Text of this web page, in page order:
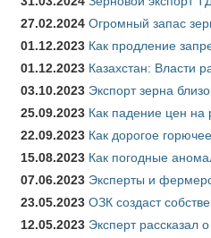
27.02.2024 Огромный запас
01.12.2023 Как продление
01.12.2023 Казахстан: Власти
03.10.2023 Экспорт зерна
25.09.2023 Как падение цен на
22.09.2023 Как дорогое
15.08.2023 Как погодные
07.06.2023 Эксперты и
23.05.2023 ОЗК создаст
12.05.2023 Эксперт рассказал